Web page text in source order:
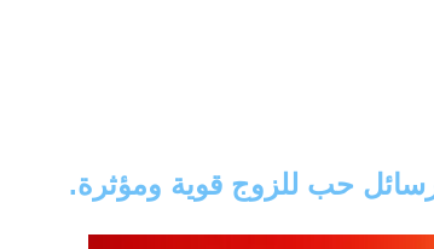
حب للزوج قوية ومؤثرة.